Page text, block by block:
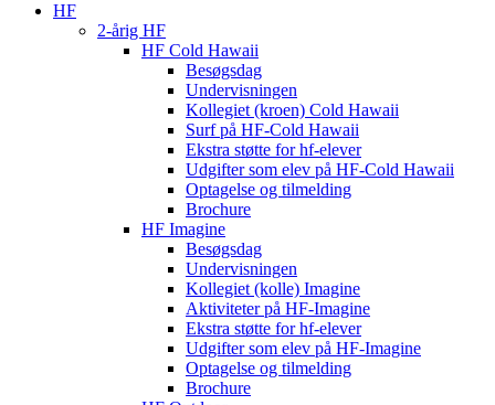
HF
2-årig HF
HF Cold Hawaii
Besøgsdag
Undervisningen
Kollegiet (kroen) Cold Hawaii
Surf på HF-Cold Hawaii
Ekstra støtte for hf-elever
Udgifter som elev på HF-Cold Hawaii
Optagelse og tilmelding
Brochure
HF Imagine
Besøgsdag
Undervisningen
Kollegiet (kolle) Imagine
Aktiviteter på HF-Imagine
Ekstra støtte for hf-elever
Udgifter som elev på HF-Imagine
Optagelse og tilmelding
Brochure